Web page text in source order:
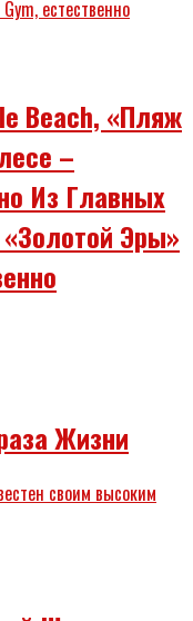
Beach, «Пляж
–
Из Главных
Эры»
Жизни